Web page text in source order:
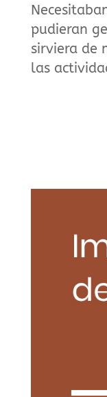
pudieran
sirviera de
las